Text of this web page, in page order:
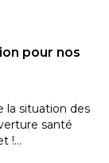
pour nos
la situation des
santé
!…